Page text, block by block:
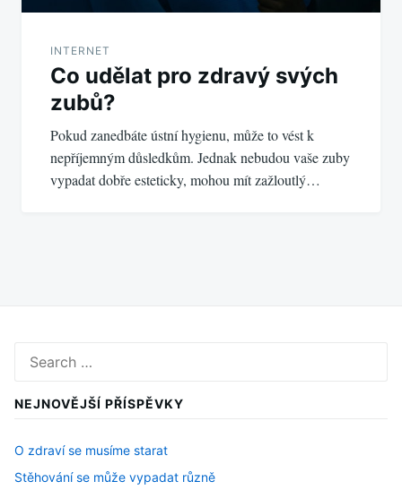
INTERNET
Co udělat pro zdravý svých
zubů?
Pokud zanedbáte ústní hygienu, může to vést k
nepříjemným důsledkům. Jednak nebudou vaše zuby
vypadat dobře esteticky, mohou mít zažloutlý…
for:
NEJNOVĚJŠÍ PŘÍSPĚVKY
O zdraví se musíme starat
Stěhování se může vypadat různě